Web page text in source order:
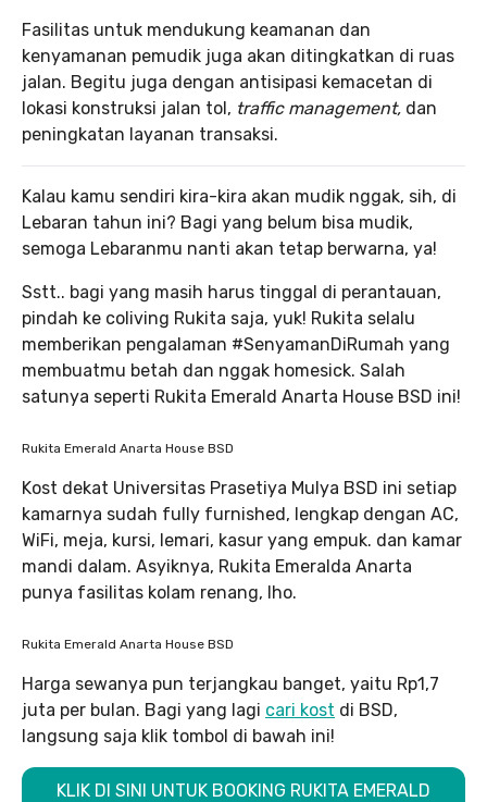
Fasilitas untuk mendukung keamanan dan
kenyamanan pemudik juga akan ditingkatkan di ruas
jalan. Begitu juga dengan antisipasi kemacetan di
lokasi konstruksi jalan tol, traffic management, dan
peningkatan layanan transaksi.
Kalau kamu sendiri kira-kira akan mudik nggak, sih, di
Lebaran tahun ini? Bagi yang belum bisa mudik,
semoga Lebaranmu nanti akan tetap berwarna, ya!
Sstt.. bagi yang masih harus tinggal di perantauan,
pindah ke coliving Rukita saja, yuk! Rukita selalu
memberikan pengalaman #SenyamanDiRumah yang
membuatmu betah dan nggak homesick. Salah
satunya seperti Rukita Emerald Anarta House BSD ini!
Rukita Emerald Anarta House BSD
Kost dekat Universitas Prasetiya Mulya BSD ini setiap
kamarnya sudah fully furnished, lengkap dengan AC,
WiFi, meja, kursi, lemari, kasur yang empuk. dan kamar
mandi dalam. Asyiknya, Rukita Emeralda Anarta
punya fasilitas kolam renang, lho.
Rukita Emerald Anarta House BSD
Harga sewanya pun terjangkau banget, yaitu Rp1,7
juta per bulan. Bagi yang lagi cari kost di BSD,
langsung saja klik tombol di bawah ini!
KLIK DI SINI UNTUK BOOKING RUKITA EMERALD